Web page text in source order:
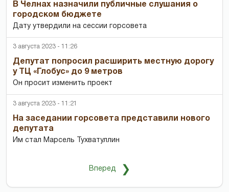
В Челнах назначили публичные слушания о
городском бюджете
Дату утвердили на сессии горсовета
3 августа 2023 - 11:26
Депутат попросил расширить местную дорогу
у ТЦ «Глобус» до 9 метров
Он просит изменить проект
3 августа 2023 - 11:21
На заседании горсовета представили нового
депутата
Им стал Марсель Тухватуллин
Вперед ❯